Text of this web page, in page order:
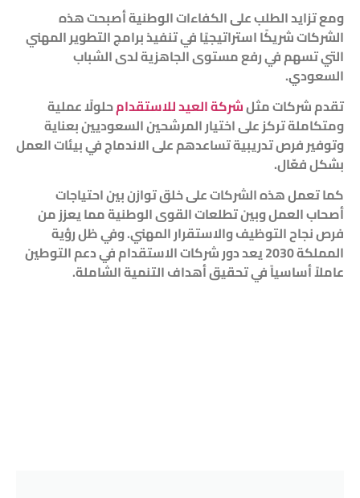
ومع تزايد الطلب على الكفاءات الوطنية أصبحت هذه
الشركات شريكًا استراتيجيًا في تنفيذ برامج التطوير المهني
التي تسهم في رفع مستوى الجاهزية لدى الشباب
السعودي.
تقدم شركات مثلشركة العيد للاستقدامحلولًا عملية
ومتكاملة تركز على اختيار المرشحين السعوديين بعناية
وتوفير فرص تدريبية تساعدهم على الاندماج في بيئات العمل
بشكل فعّال.
كما تعمل هذه الشركات على خلق توازن بين احتياجات
أصحاب العمل وبين تطلعات القوى الوطنية مما يعزز من
فرص نجاح التوظيف والاستقرار المهني. وفي ظل رؤية
المملكة 2030 يعد دور شركات الاستقدام في دعم التوطين
عاملاً أساسياً في تحقيق أهداف التنمية الشاملة.